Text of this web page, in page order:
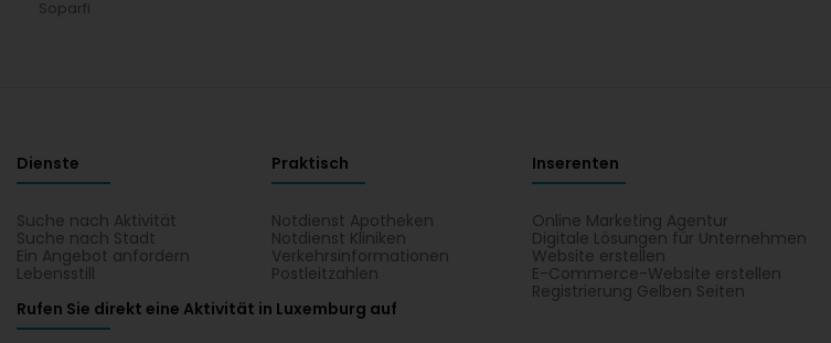
Soparfi
Dienste
Suche nach Aktivität
Suche nach Stadt
Ein Angebot anfordern
Lebensstill
Praktisch
Notdienst Apotheken
Notdienst Kliniken
Verkehrsinformationen
Postleitzahlen
Inserenten
Online Marketing Agentur
Digitale Lösungen für Unternehmen
Website erstellen
E-Commerce-Website erstellen
Registrierung Gelben Seiten
Rufen Sie direkt eine Aktivität in Luxemburg auf